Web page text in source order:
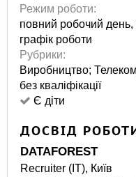
Режим роботи:
повний робочий день,
графік роботи
Рубрики:
Виробництво;
без кваліфікації
Є діти
ДОСВІД
DATAFOREST
Recruiter (ІТ), Київ